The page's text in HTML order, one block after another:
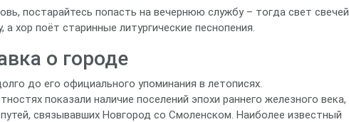
постарайтесь попасть на вечернюю службу – тогда свет свечей
хор поёт старинные литургические песнопения.
о городе
до его официального упоминания в летописях.
показали наличие поселений эпохи раннего железного века,
связывавших Новгород со Смоленском. Наиболее известный